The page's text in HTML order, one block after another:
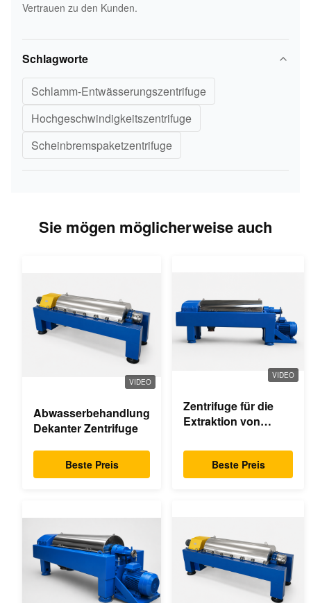
Vertrauen zu den Kunden.
Schlagworte
Schlamm-Entwässerungszentrifuge
Hochgeschwindigkeitszentrifuge
Scheinbremspaketzentrifuge
Sie mögen möglicherweise auch
VIDEO
Abwasserbehandlung
Dekanter Zentrifuge
Beste Preis
VIDEO
Zentrifuge für die
Extraktion von
Beste Preis